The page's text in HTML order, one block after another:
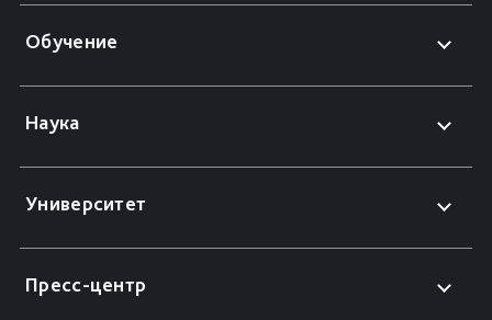
Обучение
Наука
Университет
Пресс-центр